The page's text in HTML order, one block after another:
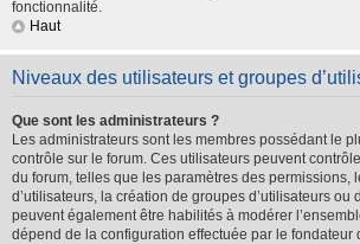
fonctionnalité.
Haut
Niveaux des utilisateurs et groupes
Que sont les administrateurs ?
Les administrateurs sont les membres possédant le
contrôle sur le forum. Ces utilisateurs peuvent
du forum, telles que les paramètres des permissions,
d’utilisateurs, la création de groupes d’utilisateurs ou
peuvent également être habilités à modérer
dépend de la configuration effectuée par le fondateur